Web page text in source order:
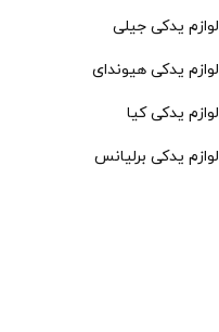
لوازم یدکی جیلی
لوازم یدکی هیوندای
لوازم یدکی کیا
لوازم یدکی برلیانس